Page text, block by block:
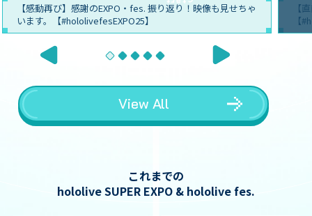
View All
【感動再び】感謝のEXPO・fes. 振り返り！映像も見せちゃ
います。【#hololivefesEXPO25】
【
【
これまでの
hololive SUPER EXPO & hololive fes.